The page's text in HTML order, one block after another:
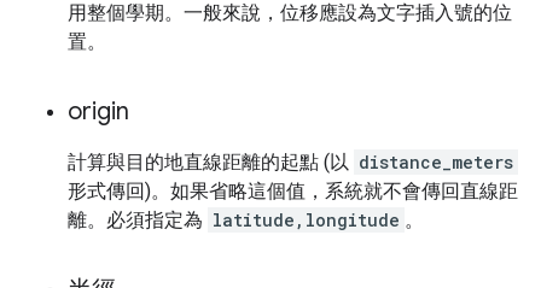
用整個學期。一般來說，位移應設為文字插入號的位
置。
origin
計算與目的地直線距離的起點 (以 distance_meters
形式傳回)。如果省略這個值，系統就不會傳回直線距
離。必須指定為 latitude,longitude 。